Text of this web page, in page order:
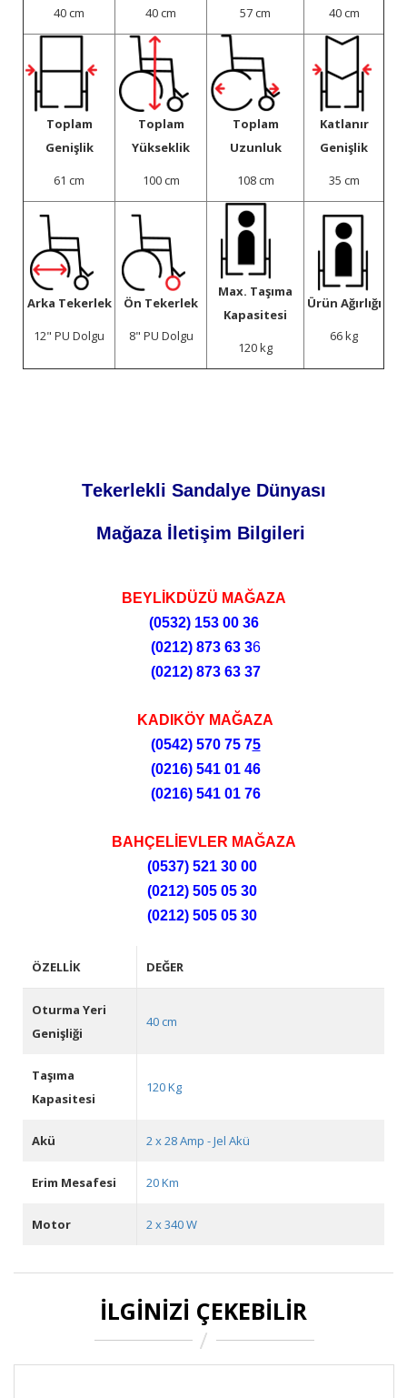
40 cm
40 cm
57 cm
40 cm
Toplam
Genişlik
61 cm
Toplam
Yükseklik
100 cm
Toplam
Uzunluk
108 cm
Katlanır
Genişlik
35 cm
Arka Tekerlek
12" PU Dolgu
Ön Tekerlek
8" PU Dolgu
Max. Taşıma
Kapasitesi
120 kg
Ürün Ağırlığı
66 kg
Tekerlekli Sandalye Dünyası
Mağaza İletişim Bilgileri
BEYLİKDÜZÜ MAĞAZA
(0532)153 00 36
(0212)873 63 36
(0212)873 63 37
KADIKÖY MAĞAZA
(0542) 570 75 75
(0216) 541 01 46
(0216) 541 01 76
BAHÇELİEVLER MAĞAZA
(0537) 521 30 00
(0212) 505 05 30
(0212) 505 05 30
ÖZELLIK DEĞER
Oturma Yeri
Genişliği
40 cm
Taşıma
Kapasitesi
120 Kg
Akü 2 x 28 Amp - Jel Akü
Erim Mesafesi 20 Km
Motor 2 x 340 W
İLGINIZI ÇEKEBILIR